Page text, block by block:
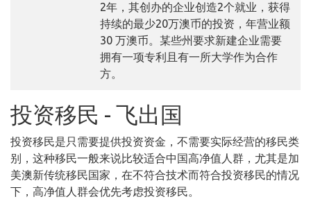
2年，其创办的企业创造2个就业，获得
持续的最少20万澳币的投资，年营业额
30 万澳币。某些州要求新建企业需要
拥有一项专利且有一所大学作为合作
方。
投资移民 - 飞出国
投资移民是只需要提供投资资金，不需要实际经营的移民类
别，这种移民一般来说比较适合中国高净值人群，尤其是加
美澳新传统移民国家，在不符合技术而符合投资移民的情况
下，高净值人群会优先考虑投资移民。